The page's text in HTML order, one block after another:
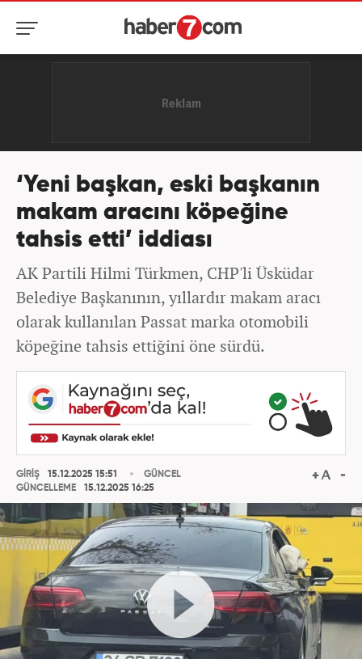
‘Yeni başkan, eski başkanın
makam aracını köpeğine
tahsis etti’ iddiası
AK Partili Hilmi Türkmen, CHP'li Üsküdar
Belediye Başkanının, yıllardır makam aracı
olarak kullanılan Passat marka otomobili
köpeğine tahsis ettiğini öne sürdü.
GİRİŞ
15.12.2025 15:51
GÜNCELLEME
15.12.2025 16:25
GÜNCEL